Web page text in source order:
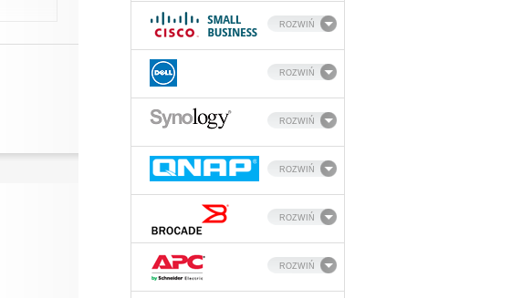
ROZWIŃ
ROZWIŃ
ROZWIŃ
ROZWIŃ
ROZWIŃ
ROZWIŃ